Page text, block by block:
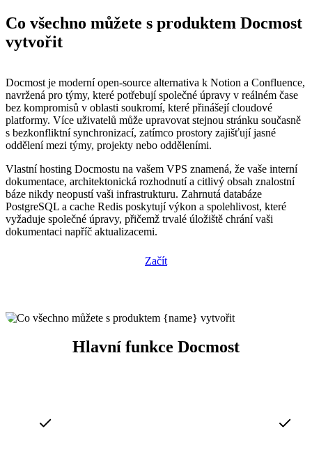
Co všechno můžete s produktem Docmost
vytvořit
Docmost je moderní open-source alternativa k Notion a Confluence,
navržená pro týmy, které potřebují společné úpravy v reálném čase
bez kompromisů v oblasti soukromí, které přinášejí cloudové
platformy. Více uživatelů může upravovat stejnou stránku současně
s bezkonfliktní synchronizací, zatímco prostory zajišťují jasné
oddělení mezi týmy, projekty nebo odděleními.
Vlastní hosting Docmostu na vašem VPS znamená, že vaše interní
dokumentace, architektonická rozhodnutí a citlivý obsah znalostní
báze nikdy neopustí vaši infrastrukturu. Zahrnutá databáze
PostgreSQL a cache Redis poskytují výkon a spolehlivost, které
vyžaduje společné úpravy, přičemž trvalé úložiště chrání vaši
dokumentaci napříč aktualizacemi.
Začít
Hlavní funkce Docmost